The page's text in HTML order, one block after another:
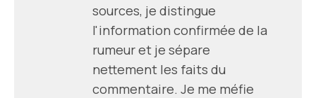
sources, je distingue
l'information confirmée de la
rumeur et je sépare
nettement les faits du
commentaire. Je me méfie